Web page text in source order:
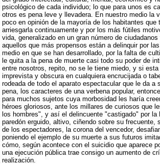
psicológico de cada individuo; lo que para unos es
otros es pena leve y llevadera. En nuestro medio la
poco en opinión de la mayoría de los habitantes que
arriesgarla continuamente y por los más fútiles
vida, generalizado en un gran número de
aquellos que más propensos están a delinquir por
medio en que se han desarrollado, por la falta de
le quita a la pena de muerte casi todo su poder de
entre nosotros, repito, no se le tiene miedo, y si
imprevista y obscura en cualquiera encrucijada o
rodeada de todo el aparato espectacular que le da a
pena, los caracteres de una verbena popular,
para muchos sujetos cuya morbosidad les haría
héroes gloriosos, ante los millares de curiosos que
los hombres", y así el delincuente "castigado" por la
paredón erguido, altivo, ciñendo sobre su frecuente,
de los espectadores, la corona del vencedor,
poniendo el ejemplo de su muerte a sus futuros
cómo, según acontece con el suicidio que aparece
una ejecución pública trae consigo un aumento de
realización.